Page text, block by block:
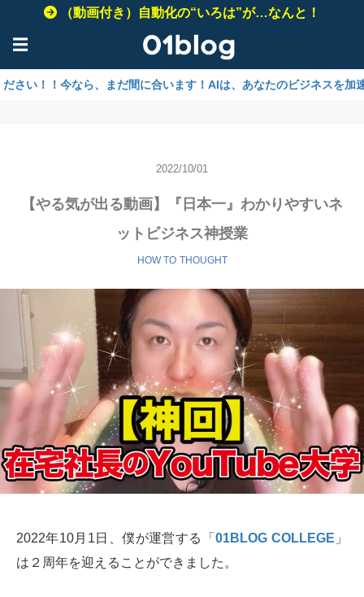
（動画付き）自動化の“いろは”が…なんと！
☰
ら、まだ間に合います！AIは、あなたのビジネスを加速させるた
2022/10/01
【やる気が出る動画】『日本一』わかりやすいネ
ットビジネス神授業
HOW TO THOUGHT
2022年10月1日、僕が運営する「01BLOG COLLEGE 」
は２周年を迎えることができました。